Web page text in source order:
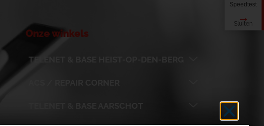
Onze winkels
TELENET & BASE HEIST-OP-DEN-BERG
Speedtest